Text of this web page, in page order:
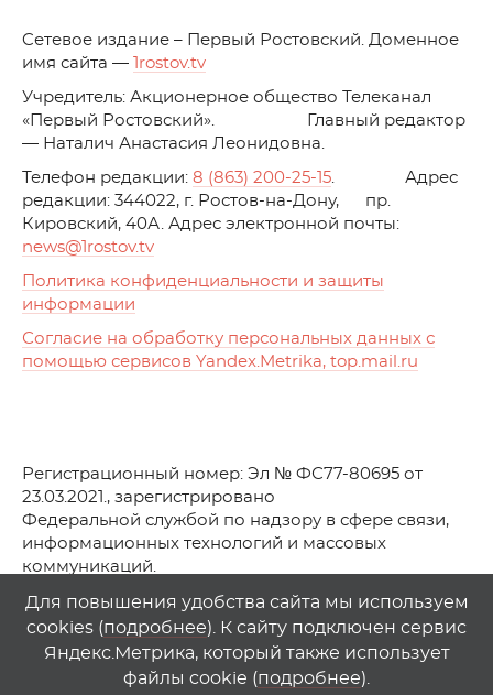
Cетевое издание – Первый Ростовский. Доменное
имя сайта —
1rostov.tv
Учредитель: Акционерное общество Телеканал
«Первый Ростовский». Главный редактор
— Наталич Анастасия Леонидовна.
Телефон редакции: 8 (863) 200-25-15. Адрес
редакции: 344022, г. Ростов-на-Дону, пр.
Кировский, 40А. Адрес электронной почты:
news@1rostov.tv
Политика конфиденциальности и защиты
информации
Согласие на обработку персональных данных с
помощью сервисов Yandex.Metrika, top.mail.ru
Регистрационный номер: Эл № ФС77-80695 от
23.03.2021., зарегистрировано
Федеральной службой по надзору в сфере связи,
информационных технологий и массовых
коммуникаций.
© АО Телеканал «Первый Ростовский» (2021-2025)
Любое использование материалов сайта возможно
только при указании гиперссылки на1rostov.tv
Для повышения удобства сайта мы используем
cookies (подробнее). К сайту подключен сервис
Яндекс.Метрика, который также использует
файлы cookie (подробнее).